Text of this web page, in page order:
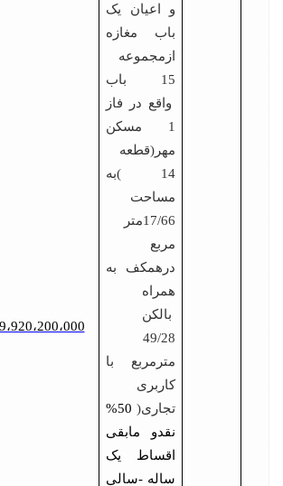
و اعیان یک
باب مغازه
ازمجموعه
15 باب
واقع در فاز
1 مسکن
مهر(قطعه
14 )به
مساحت
17/66متر
مربع
درهمکف به
همراه
بالکن
49/28
مترمربع با
کاربری
تجاری(
50%
نقدو مابقی
اقساط یک
ساله -سالی